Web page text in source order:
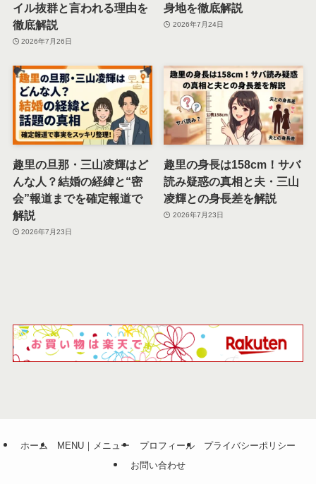
イル抜群と言われる理由を
徹底解説
2026年7月26日
身地を徹底解説
2026年7月24日
趣里の旦那・三山凌輝はど
んな人？結婚の経緯と“密
会”報道までを確定報道で
解説
2026年7月23日
趣里の身長は158cm！サバ
読み疑惑の真相と夫・三山
凌輝との身長差を解説
2026年7月23日
ホーム MENU｜メニュー プロフィール
プライバシーポリシー
お問い合わせ